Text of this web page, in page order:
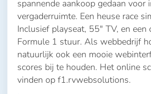
spannende aankoop gedaan voor
vergaderruimte. Een heuse race
Inclusief playseat, 55" TV, en een
Formule 1 stuur. Als webbedrijf
natuurlijk ook een mooie
scores bij te houden. Het online
vinden op f1.rvwebsolutions.